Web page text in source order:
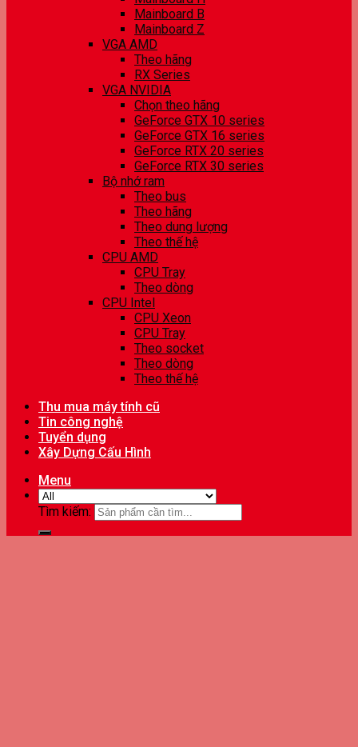
Mainboard B
Mainboard Z
VGA AMD
Theo hãng
RX Series
VGA NVIDIA
Chọn theo hãng
GeForce GTX 10 series
GeForce GTX 16 series
GeForce RTX 20 series
GeForce RTX 30 series
Bộ nhớ ram
Theo bus
Theo hãng
Theo dung lượng
Theo thế hệ
CPU AMD
CPU Tray
Theo dòng
CPU Intel
CPU Xeon
CPU Tray
Theo socket
Theo dòng
Theo thế hệ
Thu mua máy tính cũ
Tin công nghệ
Tuyển dụng
Xây Dựng Cấu Hình
Menu
Tìm kiếm: